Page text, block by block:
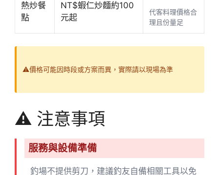
熱炒餐
點
NT$蝦仁炒麵約100
元起
代客料理價格合
理且份量足
⚠️價格可能因時段或方案而異，實際請以現場為準
⚠️ 注意事項
服務與設備準備
釣場不提供剪刀，建議釣友自備相關工具以免